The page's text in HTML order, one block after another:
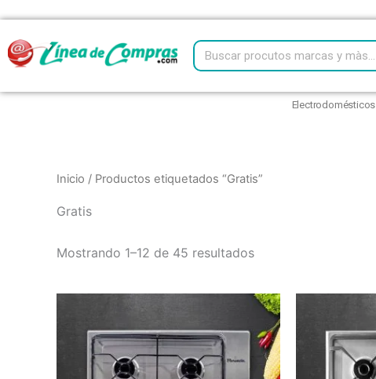
contenido
Search
Electrodomésticos
Inicio / Productos etiquetados “Gratis”
Gratis
Mostrando 1–12 de 45 resultados